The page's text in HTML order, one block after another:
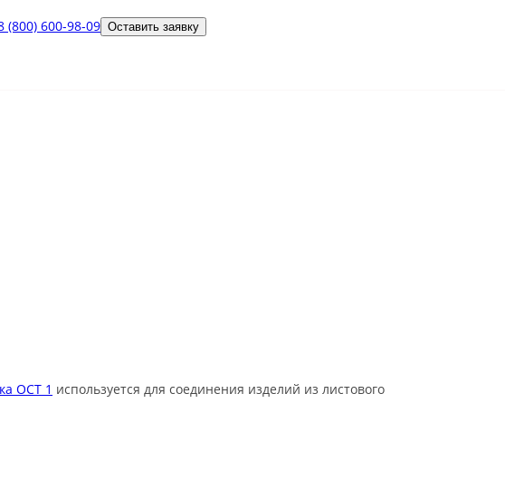
(800) 600-98-09 Оставить заявку
ОСТ 1 используется для соединения изделий из листового